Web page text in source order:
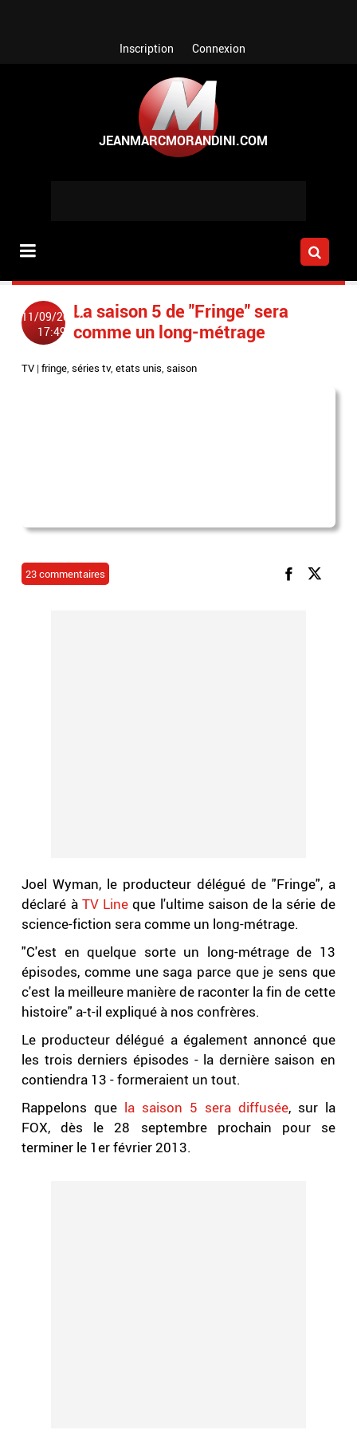
Inscription Connexion
11/09/2012
17:49
La saison 5 de "Fringe" sera
comme un long-métrage
TV |fringe,séries tv,etats unis,saison
23 commentaires
Joel Wyman, le producteur délégué de "Fringe", a
déclaré à TV Line que l'ultime saison de la série de
science-fiction sera comme un long-métrage.
"C'est en quelque sorte un long-métrage de 13
épisodes, comme une saga parce que je sens que
c'est la meilleure manière de raconter la fin de cette
histoire" a-t-il expliqué à nos confrères.
Le producteur délégué a également annoncé que
les trois derniers épisodes - la dernière saison en
contiendra 13 - formeraient un tout.
Rappelons que la saison 5 sera diffusée, sur la
FOX, dès le 28 septembre prochain pour se
terminer le 1er février 2013.